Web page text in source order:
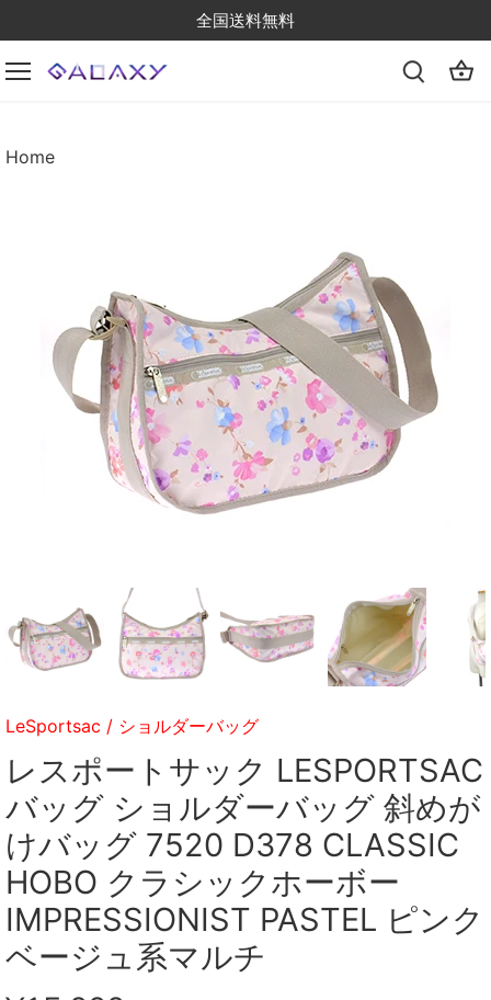
to
content
全国送料無料
Home
LeSportsac / ショルダーバッグ
レスポートサック LESPORTSAC
バッグ ショルダーバッグ 斜めが
けバッグ 7520 D378 CLASSIC
HOBO クラシックホーボー
IMPRESSIONIST PASTEL ピンク
ベージュ系マルチ